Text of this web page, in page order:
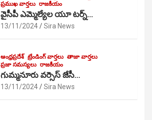
ప్రముఖ వార్తలు రాజకీయం
వైసీపీ ఎమ్మెల్యేల యూ టర్న్…
13/11/2024 Sira News
ఆంధ్రప్రదేశ్ ట్రేండింగ్ వార్తలు తాజా వార్తలు
ప్రజా సమస్యలు రాజకీయం
గుమ్మనూరు వర్సెస్ జేసీ…
13/11/2024 Sira News